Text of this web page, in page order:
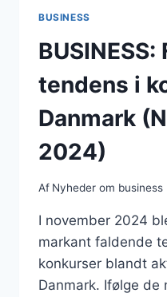
BUSINESS
tendens i
Danmark
2024)
Af Nyheder om business
I november 2024
markant faldende
konkurser blandt
Danmark. Ifølge de